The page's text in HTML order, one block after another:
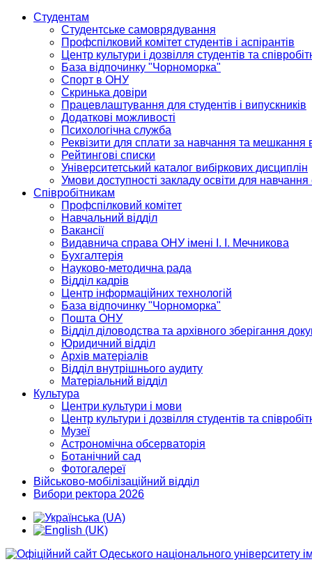
Студентам
Студентське самоврядування
Профспілковий комітет студентів і аспірантів
Центр культури і дозвілля студентів та
База відпочинку "Чорноморка"
Спорт в ОНУ
Скринька довіри
Працевлаштування для студентів і випускників
Додаткові можливості
Психологічна служба
Реквізити для сплати за навчання та мешкання
Рейтингові списки
Університетський каталог вибіркових дисциплін
Умови доступності закладу освіти для
Співробітникам
Профспілковий комітет
Навчальний відділ
Вакансії
Видавнича справа ОНУ імені І. І. Мечникова
Бухгалтерія
Науково-методична рада
Відділ кадрів
Центр інформаційних технологій
База відпочинку "Чорноморка"
Пошта ОНУ
Відділ діловодства та архівного зберігання
Юридичний відділ
Архів матеріалів
Відділ внутрішнього аудиту
Матеріальний відділ
Культура
Центри культури і мови
Центр культури і дозвілля студентів та
Музеї
Астрономічна обсерваторія
Ботанічний сад
Фотогалереї
Військово-мобілізаційний відділ
Вибори ректора 2026